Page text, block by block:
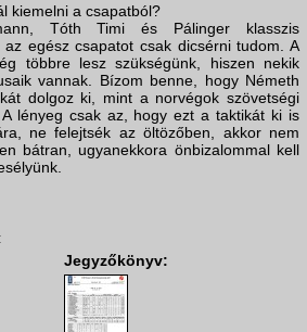
kiemelni a csapatból?
Tóth Timi és Pálinger klasszis
egész csapatot csak dicsérni tudom. A
többre lesz szükségünk, hiszen nekik
vannak. Bízom benne, hogy Németh
dolgoz ki, mint a norvégok szövetségi
lényeg csak az, hogy ezt a taktikát ki is
ne felejtsék az öltözőben, akkor nem
bátran, ugyanekkora önbizalommal kell
Jegyzőkönyv: